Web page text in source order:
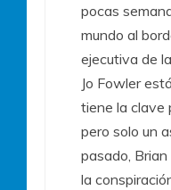
pocas
mundo al
ejecutiva de
Jo Fowler
tiene la clave
pero solo un
pasado,
la